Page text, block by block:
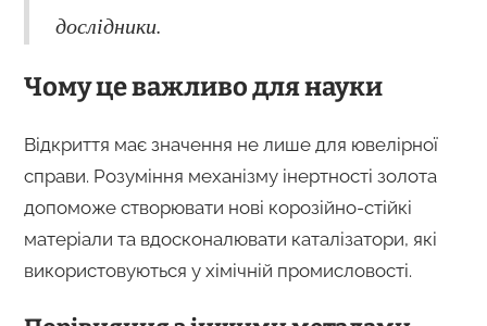
дослідники.
Чому це важливо для науки
Відкриття має значення не лише для ювелірної
справи. Розуміння механізму інертності золота
допоможе створювати нові корозійно-стійкі
матеріали та вдосконалювати каталізатори, які
використовуються у хімічній промисловості.